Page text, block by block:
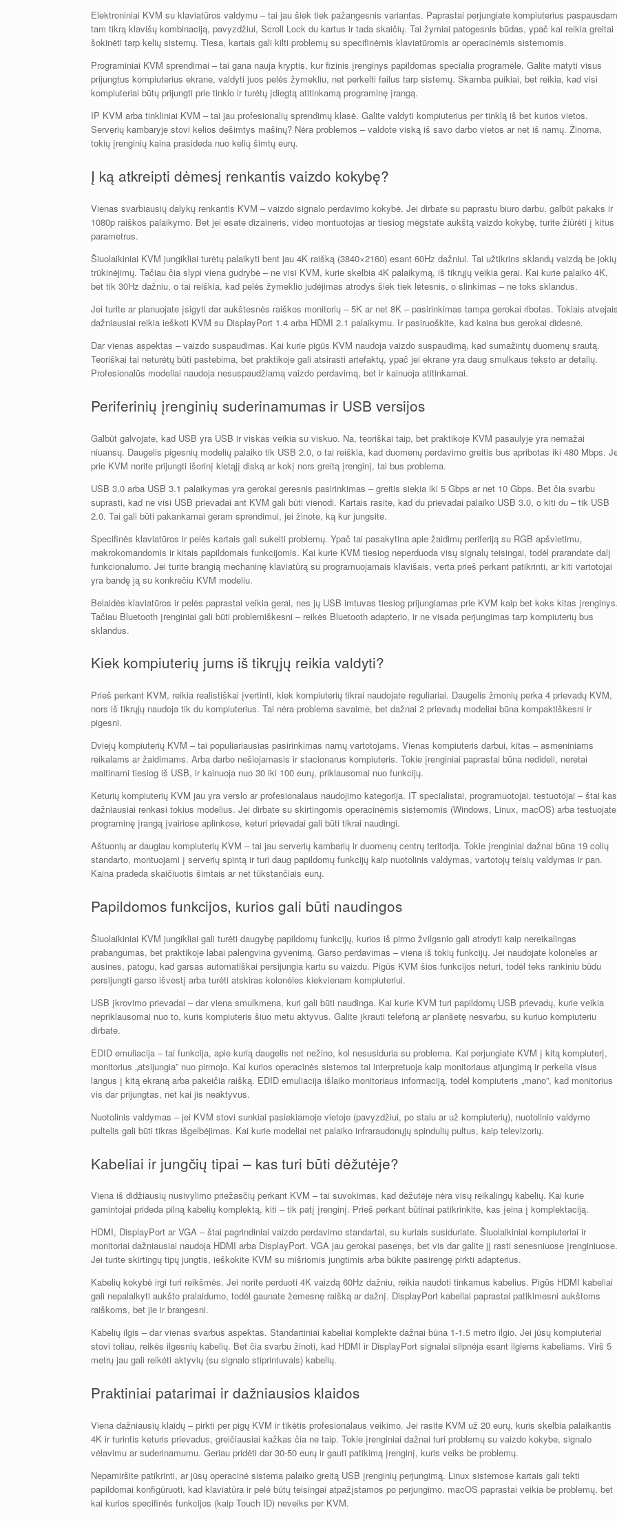
Elektroniniai KVM su klaviatūros valdymu – tai jau šiek tiek pažangesnis variantas. Paprastai perjungiate kompiuterius
tam tikrą klavišų kombinaciją, pavyzdžiui, Scroll Lock du kartus ir tada skaičių. Tai žymiai patogesnis būdas, ypač kai reikia greitai
šokinėti tarp kelių sistemų. Tiesa, kartais gali kilti problemų su specifinėmis klaviatūromis ar operacinėmis sistemomis.
Programiniai KVM sprendimai – tai gana nauja kryptis, kur fizinis įrenginys papildomas specialia programėle. Galite matyti visus
prijungtus kompiuterius ekrane, valdyti juos pelės žymekliu, net perkelti failus tarp sistemų. Skamba puikiai, bet reikia, kad visi
kompiuteriai būtų prijungti prie tinklo ir turėtų įdiegtą atitinkamą programinę įrangą.
IP KVM arba tinkliniai KVM – tai jau profesionalių sprendimų klasė. Galite valdyti kompiuterius per tinklą iš bet kurios vietos.
Serverių kambaryje stovi kelios dešimtys mašinų? Nėra problemos – valdote viską iš savo darbo vietos ar net iš namų. Žinoma,
tokių įrenginių kaina prasideda nuo kelių šimtų eurų.
Į ką atkreipti dėmesį renkantis vaizdo kokybę?
Vienas svarbiausių dalykų renkantis KVM – vaizdo signalo perdavimo kokybė. Jei dirbate su paprastu biuro darbu, galbūt pakaks ir
1080p raiškos palaikymo. Bet jei esate dizaineris, video montuotojas ar tiesiog mėgstate aukštą vaizdo kokybę, turite žiūrėti į kitus
parametrus.
Šiuolaikiniai KVM jungikliai turėtų palaikyti bent jau 4K raišką (3840×2160) esant 60Hz dažniui. Tai užtikrins sklandų vaizdą be jokių
trūkinėjimų. Tačiau čia slypi viena gudrybė – ne visi KVM, kurie skelbia 4K palaikymą, iš tikrųjų veikia gerai. Kai kurie palaiko 4K,
bet tik 30Hz dažniu, o tai reiškia, kad pelės žymeklio judėjimas atrodys šiek tiek lėtesnis, o slinkimas – ne toks sklandus.
Jei turite ar planuojate įsigyti dar aukštesnės raiškos monitorių – 5K ar net 8K – pasirinkimas tampa gerokai ribotas. Tokiais
dažniausiai reikia ieškoti KVM su DisplayPort 1.4 arba HDMI 2.1 palaikymu. Ir pasiruoškite, kad kaina bus gerokai didesnė.
Dar vienas aspektas – vaizdo suspaudimas. Kai kurie pigūs KVM naudoja vaizdo suspaudimą, kad sumažintų duomenų srautą.
Teoriškai tai neturėtų būti pastebima, bet praktikoje gali atsirasti artefaktų, ypač jei ekrane yra daug smulkaus teksto ar detalių.
Profesionalūs modeliai naudoja nesuspaudžiamą vaizdo perdavimą, bet ir kainuoja atitinkamai.
Periferinių įrenginių suderinamumas ir USB versijos
Galbūt galvojate, kad USB yra USB ir viskas veikia su viskuo. Na, teoriškai taip, bet praktikoje KVM pasaulyje yra nemažai
niuansų. Daugelis pigesnių modelių palaiko tik USB 2.0, o tai reiškia, kad duomenų perdavimo greitis bus apribotas iki 480 Mbps.
prie KVM norite prijungti išorinį kietąjį diską ar kokį nors greitą įrenginį, tai bus problema.
USB 3.0 arba USB 3.1 palaikymas yra gerokai geresnis pasirinkimas – greitis siekia iki 5 Gbps ar net 10 Gbps. Bet čia svarbu
suprasti, kad ne visi USB prievadai ant KVM gali būti vienodi. Kartais rasite, kad du prievadai palaiko USB 3.0, o kiti du – tik USB
2.0. Tai gali būti pakankamai geram sprendimui, jei žinote, ką kur jungsite.
Specifinės klaviatūros ir pelės kartais gali sukelti problemų. Ypač tai pasakytina apie žaidimų periferiją su RGB apšvietimu,
makrokomandomis ir kitais papildomais funkcijomis. Kai kurie KVM tiesiog neperduoda visų signalų teisingai, todėl prarandate dalį
funkcionalumo. Jei turite brangią mechaninę klaviatūrą su programuojamais klavišais, verta prieš perkant patikrinti, ar kiti vartotojai
yra bandę ją su konkrečiu KVM modeliu.
Belaidės klaviatūros ir pelės paprastai veikia gerai, nes jų USB imtuvas tiesiog prijungiamas prie KVM kaip bet koks kitas
Tačiau Bluetooth įrenginiai gali būti problemiškesni – reikės Bluetooth adapterio, ir ne visada perjungimas tarp kompiuterių bus
sklandus.
Kiek kompiuterių jums iš tikrųjų reikia valdyti?
Prieš perkant KVM, reikia realistiškai įvertinti, kiek kompiuterių tikrai naudojate reguliariai. Daugelis žmonių perka 4 prievadų KVM,
nors iš tikrųjų naudoja tik du kompiuterius. Tai nėra problema savaime, bet dažnai 2 prievadų modeliai būna kompaktiškesni ir
pigesni.
Dviejų kompiuterių KVM – tai populiariausias pasirinkimas namų vartotojams. Vienas kompiuteris darbui, kitas – asmeniniams
reikalams ar žaidimams. Arba darbo nešiojamasis ir stacionarus kompiuteris. Tokie įrenginiai paprastai būna nedideli, neretai
maitinami tiesiog iš USB, ir kainuoja nuo 30 iki 100 eurų, priklausomai nuo funkcijų.
Keturių kompiuterių KVM jau yra verslo ar profesionalaus naudojimo kategorija. IT specialistai, programuotojai, testuotojai – štai kas
dažniausiai renkasi tokius modelius. Jei dirbate su skirtingomis operacinėmis sistemomis (Windows, Linux, macOS) arba testuojate
programinę įrangą įvairiose aplinkose, keturi prievadai gali būti tikrai naudingi.
Aštuonių ar daugiau kompiuterių KVM – tai jau serverių kambarių ir duomenų centrų teritorija. Tokie įrenginiai dažnai būna 19 colių
standarto, montuojami į serverių spintą ir turi daug papildomų funkcijų kaip nuotolinis valdymas, vartotojų teisių valdymas ir pan.
Kaina pradeda skaičiuotis šimtais ar net tūkstančiais eurų.
Papildomos funkcijos, kurios gali būti naudingos
Šiuolaikiniai KVM jungikliai gali turėti daugybę papildomų funkcijų, kurios iš pirmo žvilgsnio gali atrodyti kaip nereikalingas
prabangumas, bet praktikoje labai palengvina gyvenimą. Garso perdavimas – viena iš tokių funkcijų. Jei naudojate kolonėles ar
ausines, patogu, kad garsas automatiškai persijungia kartu su vaizdu. Pigūs KVM šios funkcijos neturi, todėl teks rankiniu būdu
persijungti garso išvestį arba turėti atskiras kolonėles kiekvienam kompiuteriui.
USB įkrovimo prievadai – dar viena smulkmena, kuri gali būti naudinga. Kai kurie KVM turi papildomų USB prievadų, kurie veikia
nepriklausomai nuo to, kuris kompiuteris šiuo metu aktyvus. Galite įkrauti telefoną ar planšetę nesvarbu, su kuriuo kompiuteriu
dirbate.
EDID emuliacija – tai funkcija, apie kurią daugelis net nežino, kol nesusiduria su problema. Kai perjungiate KVM į kitą kompiuterį,
monitorius „atsijungia” nuo pirmojo. Kai kurios operacinės sistemos tai interpretuoja kaip monitoriaus atjungimą ir perkelia visus
langus į kitą ekraną arba pakeičia raišką. EDID emuliacija išlaiko monitoriaus informaciją, todėl kompiuteris „mano”, kad monitorius
vis dar prijungtas, net kai jis neaktyvus.
Nuotolinis valdymas – jei KVM stovi sunkiai pasiekiamoje vietoje (pavyzdžiui, po stalu ar už kompiuterių), nuotolinio valdymo
pultelis gali būti tikras išgelbėjimas. Kai kurie modeliai net palaiko infraraudonųjų spindulių pultus, kaip televizorių.
Kabeliai ir jungčių tipai – kas turi būti dėžutėje?
Viena iš didžiausių nusivylimo priežasčių perkant KVM – tai suvokimas, kad dėžutėje nėra visų reikalingų kabelių. Kai kurie
gamintojai prideda pilną kabelių komplektą, kiti – tik patį įrenginį. Prieš perkant būtinai patikrinkite, kas įeina į komplektaciją.
HDMI, DisplayPort ar VGA – štai pagrindiniai vaizdo perdavimo standartai, su kuriais susiduriate. Šiuolaikiniai kompiuteriai ir
monitoriai dažniausiai naudoja HDMI arba DisplayPort. VGA jau gerokai pasenęs, bet vis dar galite jį rasti senesniuose įrenginiuose.
Jei turite skirtingų tipų jungtis, ieškokite KVM su mišriomis jungtimis arba būkite pasirengę pirkti adapterius.
Kabelių kokybė irgi turi reikšmės. Jei norite perduoti 4K vaizdą 60Hz dažniu, reikia naudoti tinkamus kabelius. Pigūs HDMI kabeliai
gali nepalaikyti aukšto pralaidumo, todėl gaunate žemesnę raišką ar dažnį. DisplayPort kabeliai paprastai patikimesni aukštoms
raiškoms, bet jie ir brangesni.
Kabelių ilgis – dar vienas svarbus aspektas. Standartiniai kabeliai komplekte dažnai būna 1-1.5 metro ilgio. Jei jūsų kompiuteriai
stovi toliau, reikės ilgesnių kabelių. Bet čia svarbu žinoti, kad HDMI ir DisplayPort signalai silpnėja esant ilgiems kabeliams. Virš 5
metrų jau gali reikėti aktyvių (su signalo stiprintuvais) kabelių.
Praktiniai patarimai ir dažniausios klaidos
Viena dažniausių klaidų – pirkti per pigų KVM ir tikėtis profesionalaus veikimo. Jei rasite KVM už 20 eurų, kuris skelbia palaikantis
4K ir turintis keturis prievadus, greičiausiai kažkas čia ne taip. Tokie įrenginiai dažnai turi problemų su vaizdo kokybe, signalo
vėlavimu ar suderinamumu. Geriau pridėti dar 30-50 eurų ir gauti patikimą įrenginį, kuris veiks be problemų.
Nepamiršite patikrinti, ar jūsų operacinė sistema palaiko greitą USB įrenginių perjungimą. Linux sistemose kartais gali tekti
papildomai konfigūruoti, kad klaviatūra ir pelė būtų teisingai atpažįstamos po perjungimo. macOS paprastai veikia be problemų, bet
kai kurios specifinės funkcijos (kaip Touch ID) neveiks per KVM.